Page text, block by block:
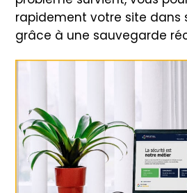
rapidement votre site dans
grâce à une sauvegarde